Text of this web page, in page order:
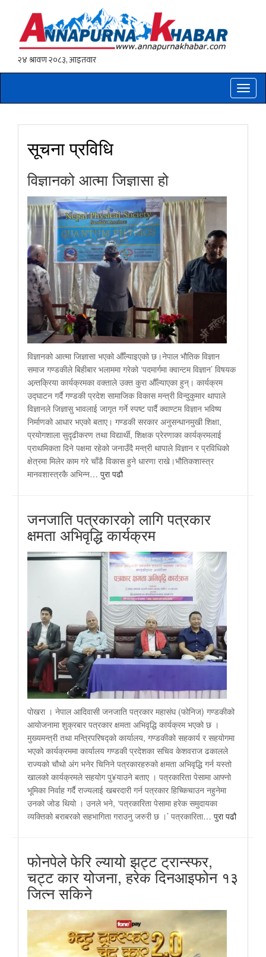
Toggle
सूचना प्रविधि
विज्ञानको आत्मा जिज्ञासा हो
विज्ञानको आत्मा जिज्ञासा भएको औँल्याइएको छ।नेपाल भौतिक विज्ञान
समाज गण्डकीले बिहीबार भलाममा गरेको ‘पदमार्गमा क्वान्टम विज्ञान’ विषयक
अन्र्तक्रिया कार्यक्रमका वक्ताले उक्त कुरा औँल्याएका हुन्। कार्यक्रम
उद्घाटन गर्दै गण्डकी प्रदेश सामाजिक विकास मन्त्री विन्दुकुमार थापाले
विज्ञानले जिज्ञासु भावलाई जागृत गर्ने स्पष्ट पार्दै क्वाण्टम विज्ञान भविष्य
निर्माणको आधार भएको बताए। गण्डकी सरकार अनुसन्धानमुखी शिक्षा,
प्रयोगशाला सुदृढीकरण तथा विद्यार्थी, शिक्षक प्रेरणाका कार्यक्रमलाई
प्राथमिकता दिने पक्षमा रहेको जनाउँदै मन्त्री थापाले विज्ञान र प्रविधिको
क्षेत्रमा मिलेर काम गरे चाँडै विकास हुने धारणा राखे।भौतिकशास्त्र
मानवशास्त्रकै अभिन्न… पुरा पढौ
जनजाति पत्रकारको लागि पत्रकार
क्षमता अभिवृद्धि कार्यक्रम
पोखरा । नेपाल आदिवासी जनजाति पत्रकार महासंघ (फोनिज) गण्डकीको
आयोजनामा शुक्रबार पत्रकार क्षमता अभिवृद्धि कार्यक्रम भएको छ ।
मुख्यमन्त्री तथा मन्त्रिपरिषद्को कार्यालय, गण्डकीको सहकार्य र सहयोगमा
भएको कार्यक्रममा कार्यालय गण्डकी प्रदेशका सचिव केशवराज ढकालले
राज्यको चौथो अंग भनेर चिनिने पत्रकारहरुको क्षमता अभिवृद्धि गर्न यस्तो
खालको कार्यक्रमले सहयोग पु¥याउने बताए । पत्रकारिता पेसामा आफ्नो
भूमिका निर्वाह गर्दै राज्यलाई खबरदारी गर्न पत्रकार हिच्किचाउन नहुनेमा
उनको जोड थियो । उनले भने, ‘पत्रकारिता पेसामा हरेक समुदायका
व्यक्तिको बराबरको सहभागिता गराउनु जरुरी छ ।’ पत्रकारिता… पुरा पढौ
फोनपेले फेरि ल्यायो झट्ट ट्रान्स्फर,
चट्ट कार योजना, हरेक दिनआइफोन १३
जित्न सकिने